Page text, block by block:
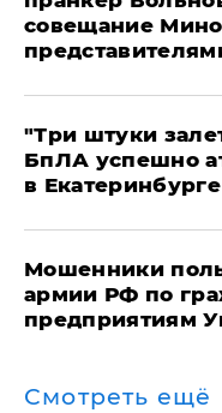
совещание
"Три штуки
БпЛА успешно
в Екатеринбурге
Мошенники
армии РФ по
предприятиям
Смотреть ещё